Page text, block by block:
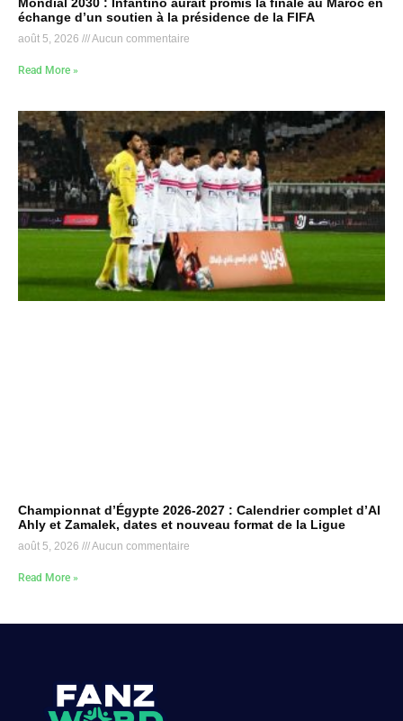
Mondial 2030 : Infantino aurait promis la finale au Maroc en
échange d’un soutien à la présidence de la FIFA
août 5, 2026 Aucun commentaire
Read More »
Championnat d’Égypte 2026-2027 : Calendrier complet d’Al
Ahly et Zamalek, dates et nouveau format de la Ligue
août 5, 2026 Aucun commentaire
Read More »